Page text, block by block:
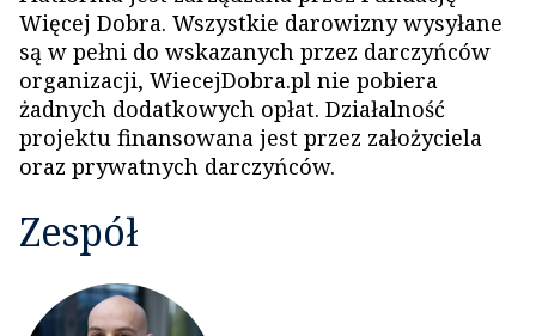
Więcej Dobra. Wszystkie darowizny wysyłane
są w pełni do wskazanych przez darczyńców
organizacji, WiecejDobra.pl nie pobiera
żadnych dodatkowych opłat. Działalność
projektu finansowana jest przez założyciela
oraz prywatnych darczyńców.
Zespół